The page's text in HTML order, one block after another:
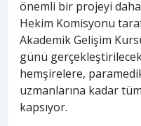
önemli bir projeyi
Hekim Komisyonu
Akademik Gelişim
günü
hemşirelere,
uzmanlarına kadar
kapsıyor.